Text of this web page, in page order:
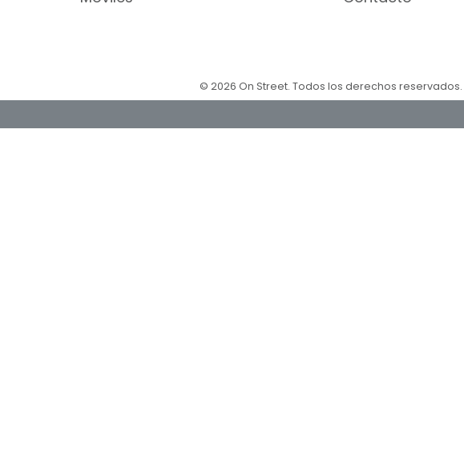
© 2026 On Street. Todos los derechos reservados.